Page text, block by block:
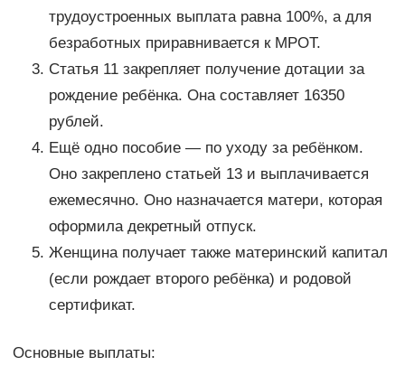
трудоустроенных выплата равна 100%, а для
безработных приравнивается к МРОТ.
Статья 11 закрепляет получение дотации за
рождение ребёнка. Она составляет 16350
рублей.
Ещё одно пособие — по уходу за ребёнком.
Оно закреплено статьей 13 и выплачивается
ежемесячно. Оно назначается матери, которая
оформила декретный отпуск.
Женщина получает также материнский капитал
(если рождает второго ребёнка) и родовой
сертификат.
Основные выплаты: